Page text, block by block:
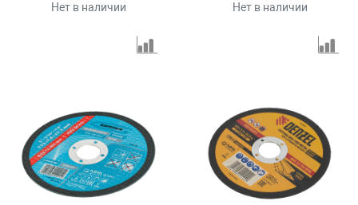
Нет в наличии Нет в наличии